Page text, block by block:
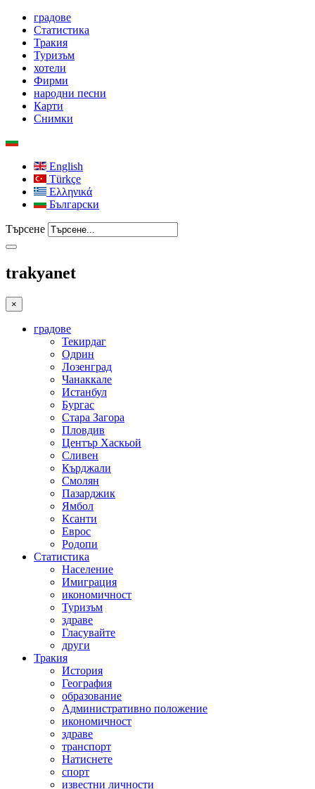
градове
Статистика
Тракия
Туризъм
хотели
Фирми
народни песни
Карти
Снимки
English
Türkçe
Ελληνικά
Български
Търсене
trakyanet
×
градове
Текирдаг
Одрин
Лозенград
Чанаккале
Истанбул
Бургас
Стара Загора
Пловдив
Център Хаскьой
Сливен
Кърджали
Смолян
Пазарджик
Ямбол
Ксанти
Еврос
Родопи
Статистика
Население
Имиграция
икономичност
Туризъм
здраве
Гласувайте
други
Тракия
История
География
образование
Административно положение
икономичност
здраве
транспорт
Натиснете
спорт
известни личности